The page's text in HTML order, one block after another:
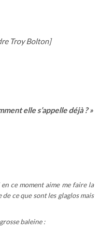
Troy Bolton]
elle s’appelle déjà ? »
ce moment aime me faire la
ce que sont les glaglos mais
baleine :